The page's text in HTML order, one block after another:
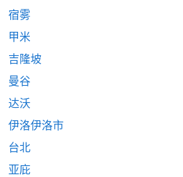
宿雾
甲米
吉隆坡
曼谷
达沃
伊洛伊洛市
台北
亚庇